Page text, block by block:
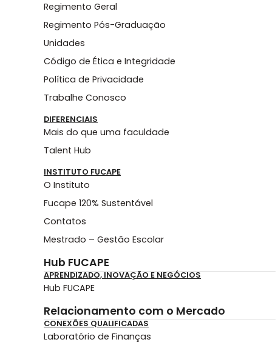
Regimento Geral
Regimento Pós-Graduação
Unidades
Código de Ética e Integridade
Política de Privacidade
Trabalhe Conosco
DIFERENCIAIS
Mais do que uma faculdade
Talent Hub
INSTITUTO FUCAPE
O Instituto
Fucape 120% Sustentável
Contatos
Mestrado – Gestão Escolar
Hub FUCAPE
APRENDIZADO, INOVAÇÃO E NEGÓCIOS
Hub FUCAPE
Relacionamento com o Mercado
CONEXÕES QUALIFICADAS
Laboratório de Finanças